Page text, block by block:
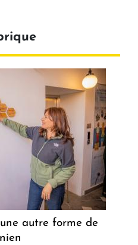
autre forme de